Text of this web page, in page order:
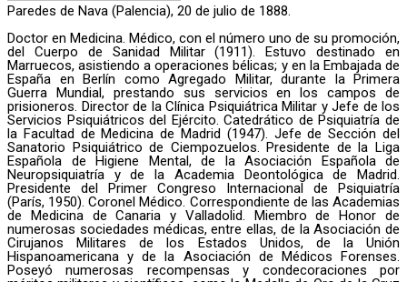
Paredes de Nava (Palencia), 20 de julio de 1888.
Doctor en Medicina. Médico, con el número uno de su promoción,
del Cuerpo de Sanidad Militar (1911). Estuvo destinado en
Marruecos, asistiendo a operaciones bélicas; y en la Embajada de
España en Berlín como Agregado Militar, durante la Primera
Guerra Mundial, prestando sus servicios en los campos de
prisioneros. Director de la Clínica Psiquiátrica Militar y Jefe de los
Servicios Psiquiátricos del Ejército. Catedrático de Psiquiatría de
la Facultad de Medicina de Madrid (1947). Jefe de Sección del
Sanatorio Psiquiátrico de Ciempozuelos. Presidente de la Liga
Española de Higiene Mental, de la Asociación Española de
Neuropsiquiatría y de la Academia Deontológica de Madrid.
Presidente del Primer Congreso Internacional de Psiquiatría
(París, 1950). Coronel Médico. Correspondiente de las Academias
de Medicina de Canaria y Valladolid. Miembro de Honor de
numerosas sociedades médicas, entre ellas, de la Asociación de
Cirujanos Militares de los Estados Unidos, de la Unión
Hispanoamericana y de la Asociación de Médicos Forenses.
Poseyó numerosas recompensas y condecoraciones por